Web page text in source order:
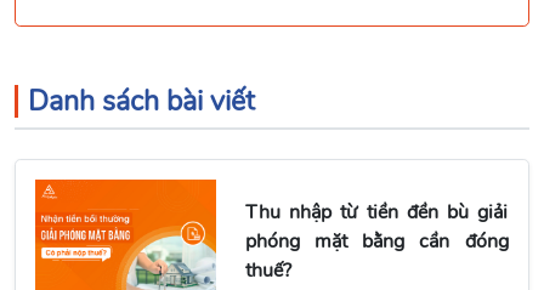
Danh sách bài viết
Thu nhập từ tiền đền bù giải
phóng mặt bằng cần đóng
thuế?